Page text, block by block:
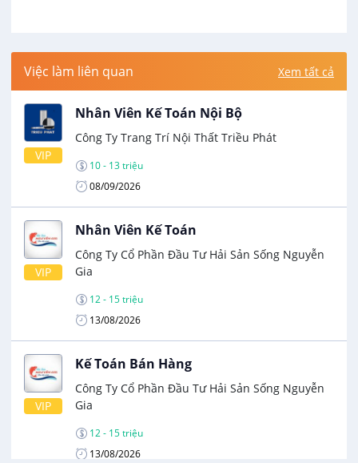
Việc làm liên quan Xem tất cả
VIP
Nhân Viên Kế Toán Nội Bộ
Công Ty Trang Trí Nội Thất Triều Phát
10 - 13 triệu
08/09/2026
VIP
Nhân Viên Kế Toán
Công Ty Cổ Phần Đầu Tư Hải Sản Sống Nguyễn
Gia
12 - 15 triệu
13/08/2026
VIP
Kế Toán Bán Hàng
Công Ty Cổ Phần Đầu Tư Hải Sản Sống Nguyễn
Gia
12 - 15 triệu
13/08/2026